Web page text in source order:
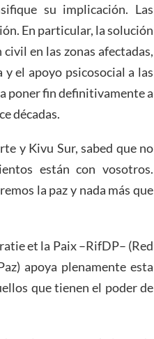
su implicación. Las
En particular, la solución
en las zonas afectadas,
el apoyo psicosocial a las
poner fin definitivamente a
décadas.
y Kivu Sur, sabed que no
están con vosotros.
la paz y nada más que
et la Paix –RifDP– (Red
apoya plenamente esta
que tienen el poder de